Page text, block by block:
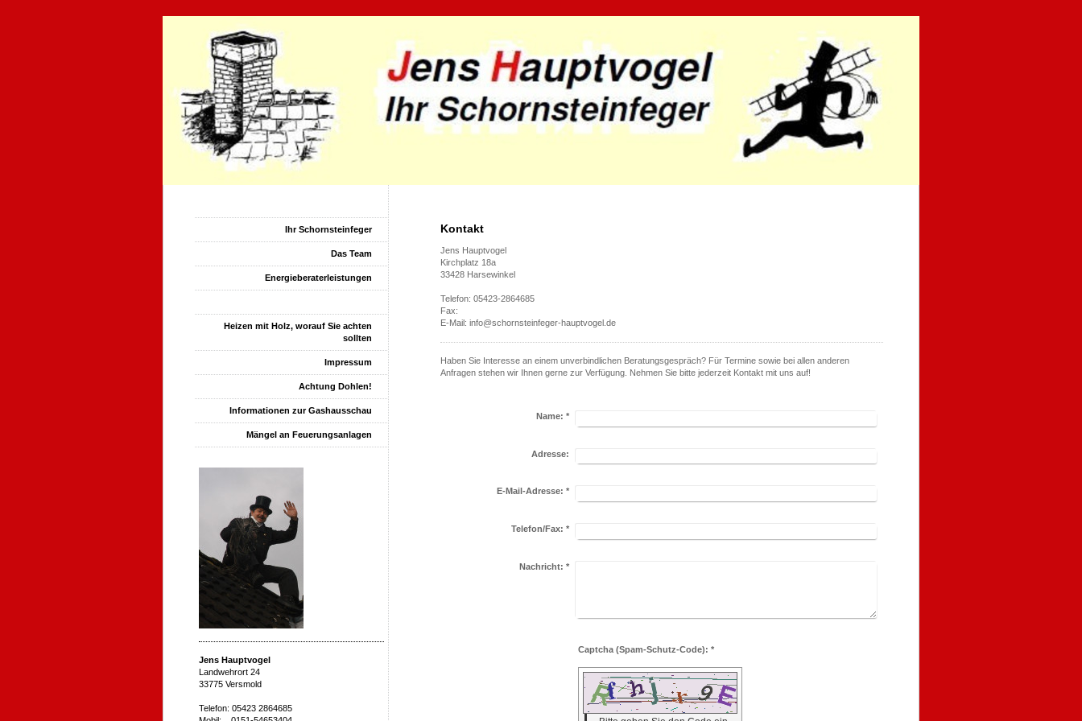
Kontakt
Jens Hauptvogel
Kirchplatz 18a
33428 Harsewinkel
Telefon: 05423-2864685
Fax:
E-Mail: info@schornsteinfeger-hauptvogel.de
Haben Sie Interesse an einem unverbindlichen Beratungsgespräch? Für Termine sowie bei allen anderen
Anfragen stehen wir Ihnen gerne zur Verfügung. Nehmen Sie bitte jederzeit Kontakt mit uns auf!
Name: *
Adresse:
E-Mail-Adresse: *
Telefon/Fax: *
Nachricht: *
Captcha (Spam-Schutz-Code): *
Ihr Schornsteinfeger
Das Team
Energieberaterleistungen
Heizen mit Holz, worauf Sie achten
sollten
Impressum
Achtung Dohlen!
Informationen zur Gashausschau
Mängel an Feuerungsanlagen
Jens Hauptvogel
Landwehrort 24
33775 Versmold
Telefon: 05423 2864685